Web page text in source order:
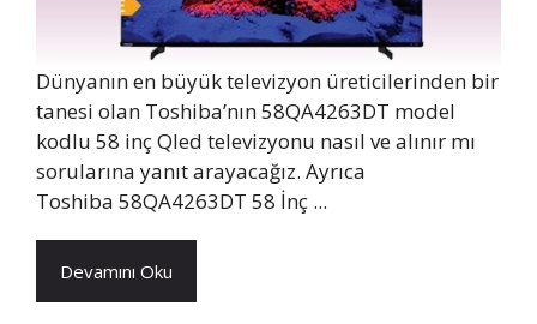
Dünyanın en büyük televizyon üreticilerinden bir
tanesi olan Toshiba’nın 58QA4263DT model
kodlu 58 inç Qled televizyonu nasıl ve alınır mı
sorularına yanıt arayacağız. Ayrıca
Toshiba 58QA4263DT 58 İnç ...
Devamını Oku